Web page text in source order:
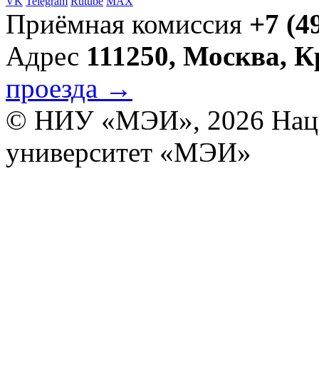
Приёмная комиссия +7
Адрес 111250, Москва,
проезда →
© НИУ «МЭИ», 2026
университет «МЭИ»